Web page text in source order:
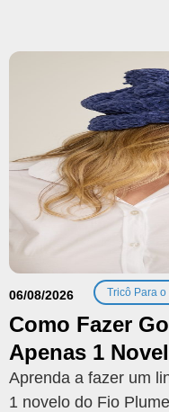
06/08/2026 Tricô Para
Como Fazer
Apenas 1
Aprenda a fazer um
1 novelo do Fio